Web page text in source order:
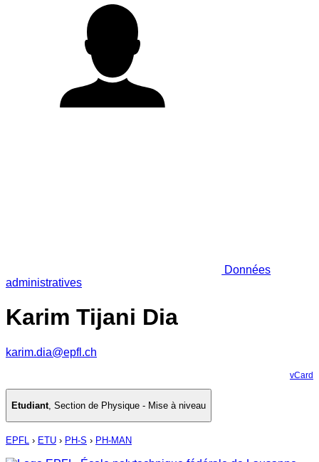
Données
administratives
Karim Tijani Dia
karim.dia@epfl.ch
vCard
Etudiant, Section de Physique - Mise à niveau
EPFL › ETU › PH-S › PH-MAN